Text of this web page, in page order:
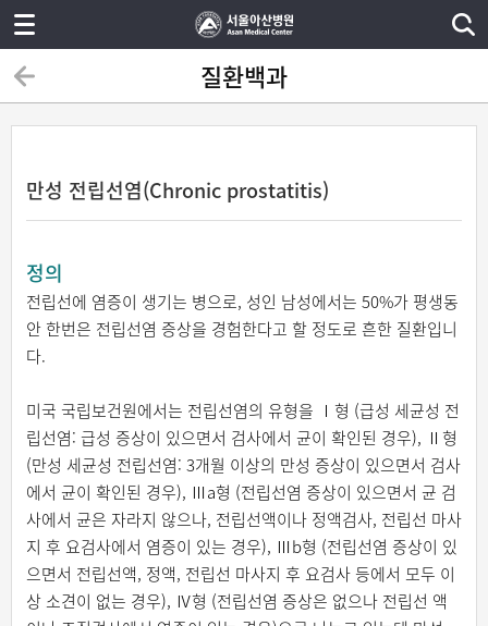
질환백과
만성 전립선염(Chronic prostatitis)
정의
전립선에 염증이 생기는 병으로, 성인 남성에서는 50%가 평생동
안 한번은 전립선염 증상을 경험한다고 할 정도로 흔한 질환입니
다.
미국 국립보건원에서는 전립선염의 유형을 Ⅰ형 (급성 세균성 전
립선염: 급성 증상이 있으면서 검사에서 균이 확인된 경우), Ⅱ형
(만성 세균성 전립선염: 3개월 이상의 만성 증상이 있으면서 검사
에서 균이 확인된 경우), Ⅲa형 (전립선염 증상이 있으면서 균 검
사에서 균은 자라지 않으나, 전립선액이나 정액검사, 전립선 마사
지 후 요검사에서 염증이 있는 경우), Ⅲb형 (전립선염 증상이 있
으면서 전립선액, 정액, 전립선 마사지 후 요검사 등에서 모두 이
상 소견이 없는 경우), Ⅳ형 (전립선염 증상은 없으나 전립선 액